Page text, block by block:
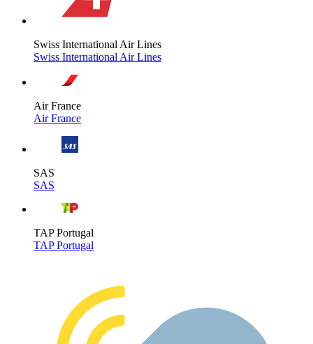
Swiss International Air Lines
Swiss International Air Lines
Air France
Air France
SAS
SAS
TAP Portugal
TAP Portugal